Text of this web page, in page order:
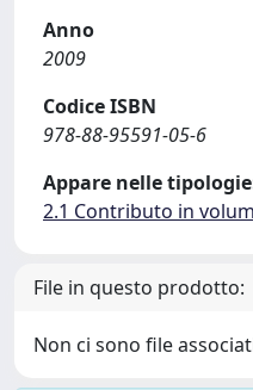
Anno
2009
Codice ISBN
978-88-95591-05-6
Appare nelle
2.1 Contributo in
File in questo prodotto:
Non ci sono file